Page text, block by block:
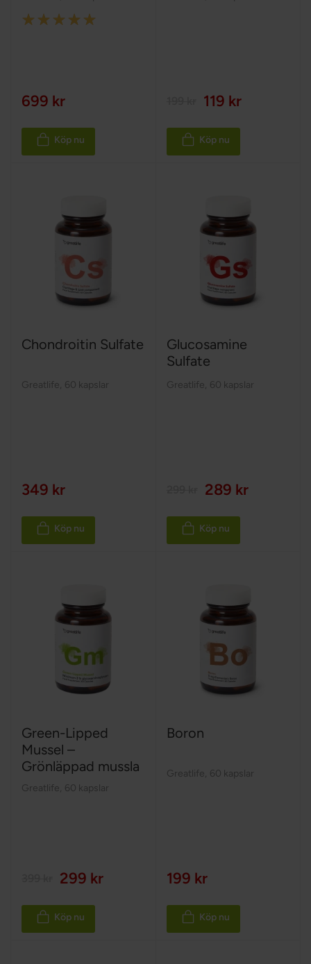
Rating:
699 kr
Köp nu
119 kr
Köp nu
Chondroitin Sulfate
Greatlife 60 kapslar
349 kr
Köp nu
Glucosamine
Sulfate
Greatlife 60 kapslar
289 kr
Köp nu
Green-Lipped
Mussel –
Grönläppad mussla
Greatlife 60 kapslar
299 kr
Köp nu
Boron
Greatlife 60 kapslar
199 kr
Köp nu